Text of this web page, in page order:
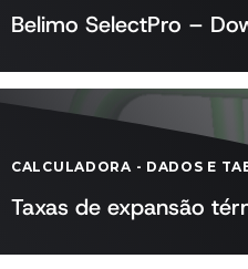
Belimo SelectPro –
CALCULADORA- DADOS E
Taxas de expansão